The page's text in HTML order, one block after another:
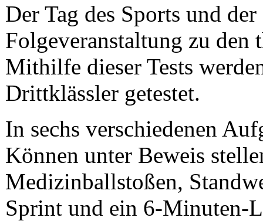
Der Tag des Sports und
Folgeveranstaltung zu
Mithilfe dieser Tests
Drittklässler getestet.
In sechs verschiedenen
Können unter Beweis
Medizinballstoßen,
Sprint und ein 6-Minuten-